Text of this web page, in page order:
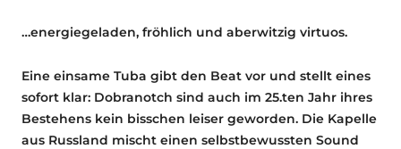
…energiegeladen, fröhlich und aberwitzig virtuos.
Eine einsame Tuba gibt den Beat vor und stellt eines
sofort klar: Dobranotch sind auch im 25.ten Jahr ihres
Bestehens kein bisschen leiser geworden. Die Kapelle
aus Russland mischt einen selbstbewussten Sound